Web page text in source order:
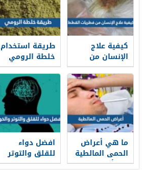
كيفية علاج
الإنسان من
فطريات القطط
طريقة استخدام
خلطة الرومي
لعلاج العين
والحسد
بالتفصيل
ما هي أعراض
الحمى المالطية
وما أسبابها
افضل دواء
للقلق والتوتر
والخوف مجرب